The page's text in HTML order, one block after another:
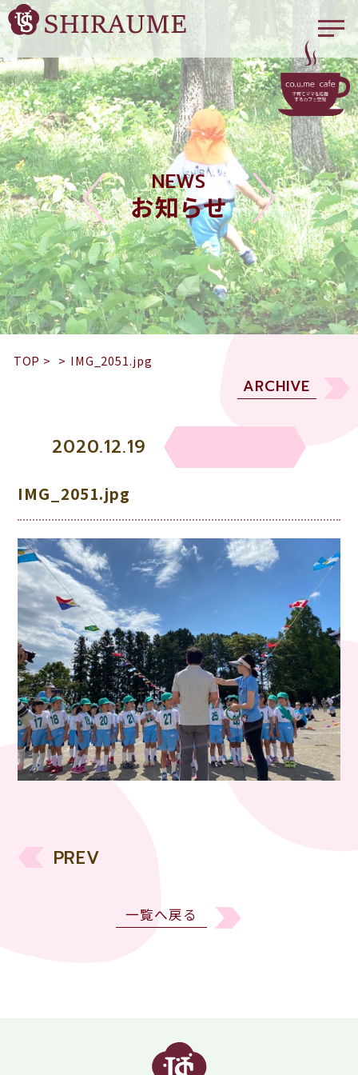
NEWS
お知らせ
TOP > > IMG_2051.jpg
ARCHIVE
2020.12.19
IMG_2051.jpg
PREV
一覧へ戻る